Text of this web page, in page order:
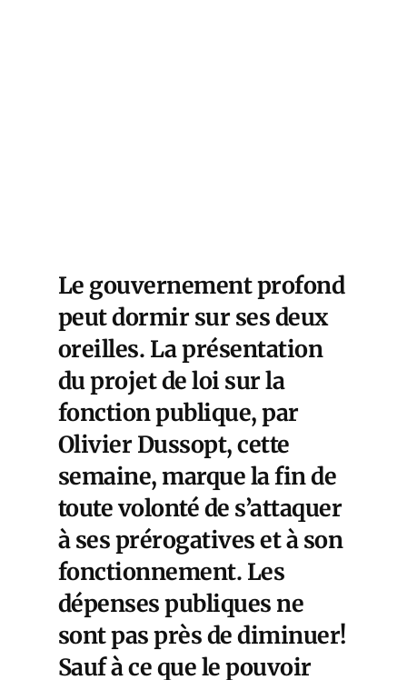
Le gouvernement profond
peut dormir sur ses deux
oreilles. La présentation
du projet de loi sur la
fonction publique, par
Olivier Dussopt, cette
semaine, marque la fin de
toute volonté de s’attaquer
à ses prérogatives et à son
fonctionnement. Les
dépenses publiques ne
sont pas près de diminuer!
Sauf à ce que le pouvoir